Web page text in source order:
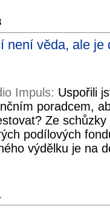
není věda, ale
Impuls: Uspořili
poradcem,
Ze
podílových
výdělku je na